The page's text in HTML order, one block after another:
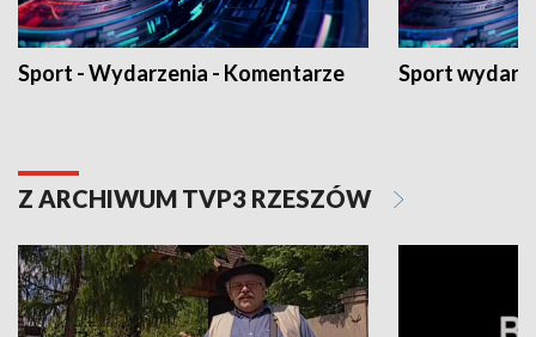
Sport - Wydarzenia - Komentarze Sport
Z ARCHIWUM TVP3 RZESZÓW